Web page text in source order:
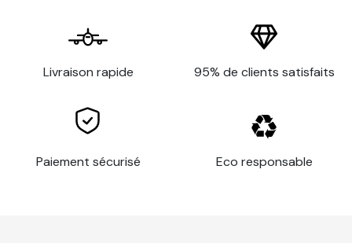
Livraison rapide 95% de clients satisfaits
Paiement sécurisé Eco responsable